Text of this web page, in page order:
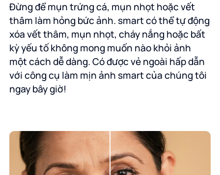
Đừng để mụn trứng cá, mụn nhọt hoặc vết
thâm làm hỏng bức ảnh. smart có thể tự động
xóa vết thâm, mụn nhọt, cháy nắng hoặc bất
kỳ yếu tố không mong muốn nào khỏi ảnh
một cách dễ dàng. Có được vẻ ngoài hấp dẫn
với công cụ làm mịn ảnh smart của chúng tôi
ngay bây giờ!